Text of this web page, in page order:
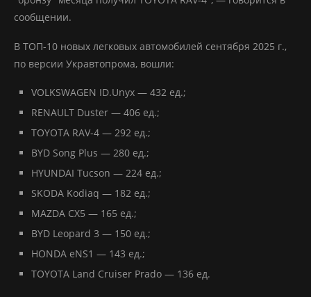
сообщении.
В ТОП-10 новых легковых автомобилей сентября 2025 г.,
по версии Укравтопрома, вошли:
VOLKSWAGEN ID.Unyx — 432 ед.;
RENAULT Duster — 406 ед.;
TOYOTA RAV-4 — 292 ед.;
BYD Song Plus — 280 ед.;
HYUNDAI Tucson — 224 ед.;
SKODA Kodiaq — 182 ед.;
MAZDA CX5 — 165 ед.;
BYD Leopard 3 — 150 ед.;
HONDA eNS1 — 143 ед.;
TOYOTA Land Cruiser Prado — 136 ед.